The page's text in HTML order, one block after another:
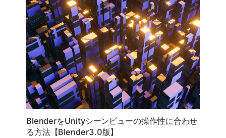
BlenderをUnityシーンビューの操作性に合わせ
る方法【Blender3.0版】